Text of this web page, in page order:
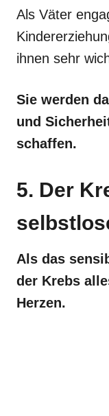
Als Väter
ihnen sehr
Sie werden
und
schaffen.
5. Der
Als das
der Krebs
Herzen.